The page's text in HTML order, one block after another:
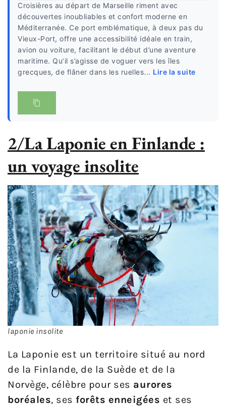
Croisières au départ de Marseille riment avec
découvertes inoubliables et confort moderne en
Méditerranée. Ce port emblématique, à deux pas du
Vieux-Port, offre une accessibilité idéale en train,
avion ou voiture, facilitant le début d’une aventure
maritime. Qu’il s’agisse de voguer vers les îles
grecques, de flâner dans les ruelles... Lire la suite
2/La Laponie en Finlande :
un voyage insolite
laponie insolite
La Laponie est un territoire situé au nord
de la Finlande, de la Suède et de la
Norvège, célèbre pour ses aurores
boréales, ses forêts enneigées et ses